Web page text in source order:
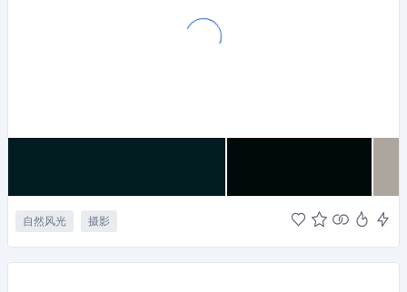
自然风光 摄影